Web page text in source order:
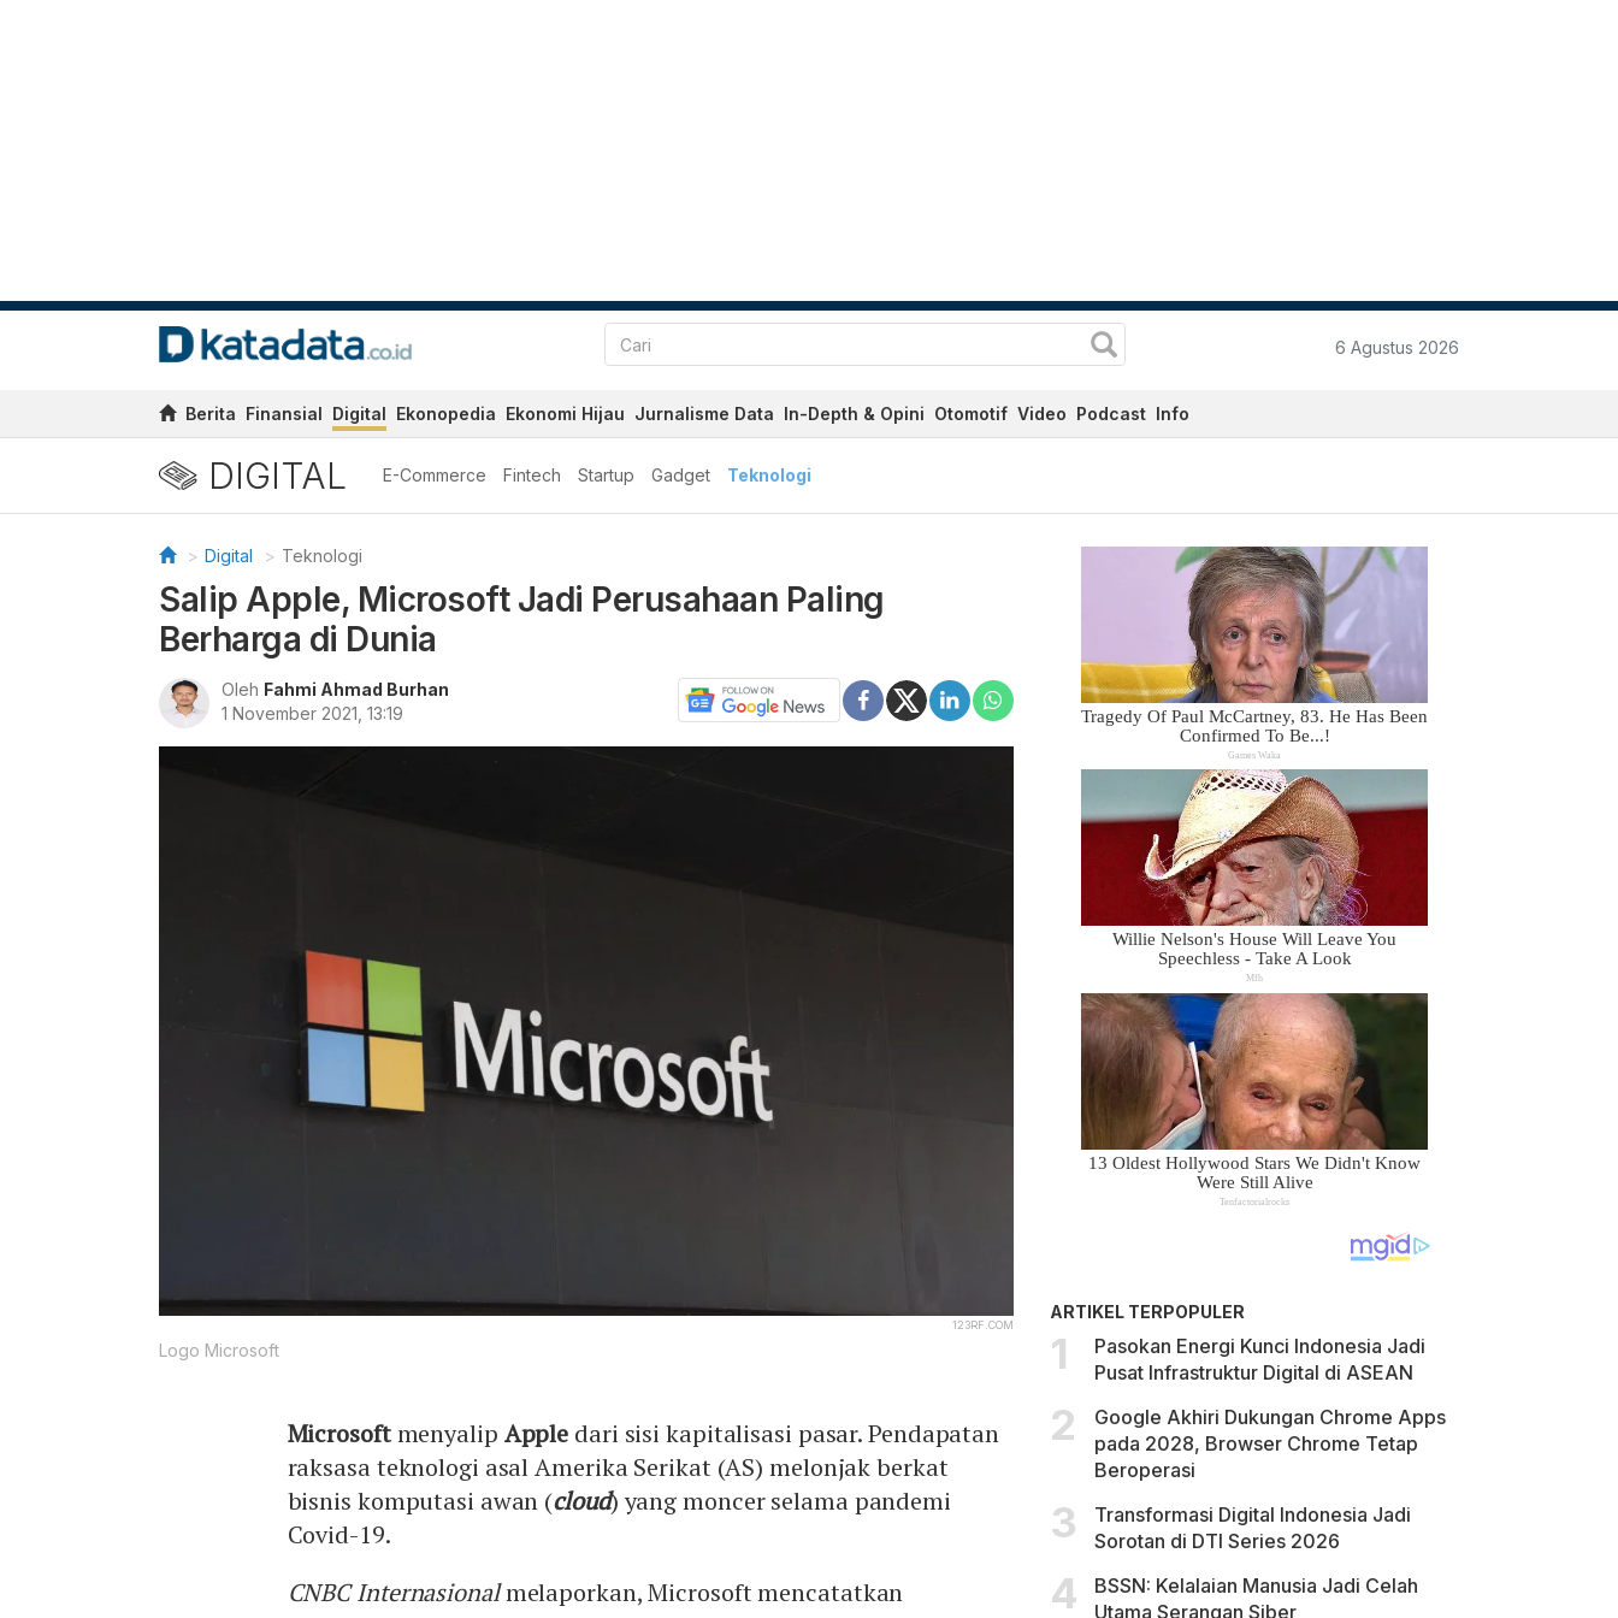
6 Agustus 2026
Berita Finansial Digital Ekonopedia Ekonomi Hijau Jurnalisme Data In-Depth & Opini Otomotif Video Podcast Info
DIGITAL E-Commerce Fintech Startup Gadget Teknologi
Digital Teknologi
Salip Apple, Microsoft Jadi Perusahaan Paling
Berharga di Dunia
Oleh Fahmi Ahmad Burhan
1 November 2021, 13:19
123RF.COM
Logo Microsoft
Microsoftmenyalip Apple dari sisi kapitalisasi pasar. Pendapatan
raksasa teknologi asal Amerika Serikat (AS) melonjak berkat
bisnis komputasi awan (cloud) yang moncer selama pandemi
Covid-19.
CNBC Internasionalmelaporkan, Microsoft mencatatkan
ARTIKEL TERPOPULER
Pasokan Energi Kunci Indonesia Jadi
Pusat Infrastruktur Digital di ASEAN
Google Akhiri Dukungan Chrome Apps
pada 2028, Browser Chrome Tetap
Beroperasi
Transformasi Digital Indonesia Jadi
Sorotan di DTI Series 2026
BSSN: Kelalaian Manusia Jadi Celah
Utama Serangan Siber